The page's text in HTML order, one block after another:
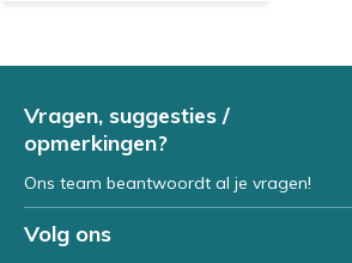
Vragen, suggesties /
opmerkingen?
Ons team beantwoordt al je vragen!
Volg ons